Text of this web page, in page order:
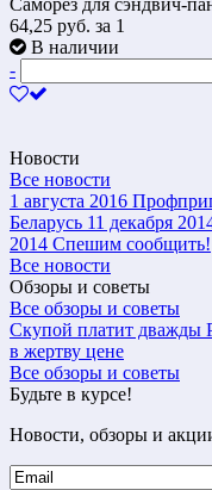
64,25 руб. за 1
В наличии
-
Новости
Все новости
1 августа 2016
Беларусь 11 декабря
2014 Спешим сообщить!
Все новости
Обзоры и советы
Все обзоры и советы
Скупой платит дважды
в жертву цене
Все обзоры и советы
Будьте в курсе!
Новости, обзоры и